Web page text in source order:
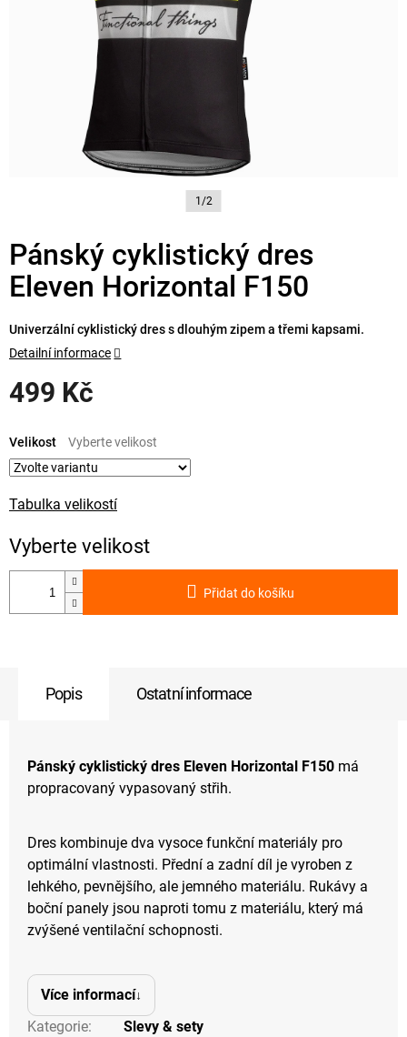
1/2
Pánský cyklistický dres
Eleven Horizontal F150
499 Kč
cena:
Tabulka velikostí
Velikost
Přidat do košíku
Univerzální cyklistický dres s dlouhým zipem a třemi kapsami.
Detailní informace
Popis Ostatní informace
Pánský cyklistický dres Eleven Horizontal F150 má
propracovaný vypasovaný střih.
Dres kombinuje dva vysoce funkční materiály pro
optimální vlastnosti. Přední a zadní díl je vyroben z
lehkého, pevnějšího, ale jemného materiálu. Rukávy a
boční panely jsou naproti tomu z materiálu, který má
zvýšené ventilační schopnosti.
Více informací
Kategorie:
Slevy & sety